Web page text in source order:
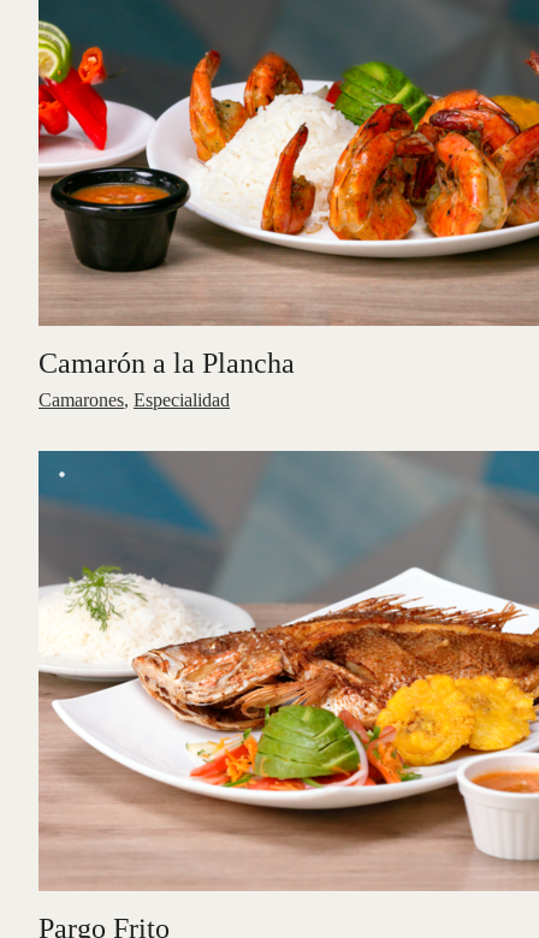
Camarón a la Plancha
Camarones, Especialidad
Pargo Frito